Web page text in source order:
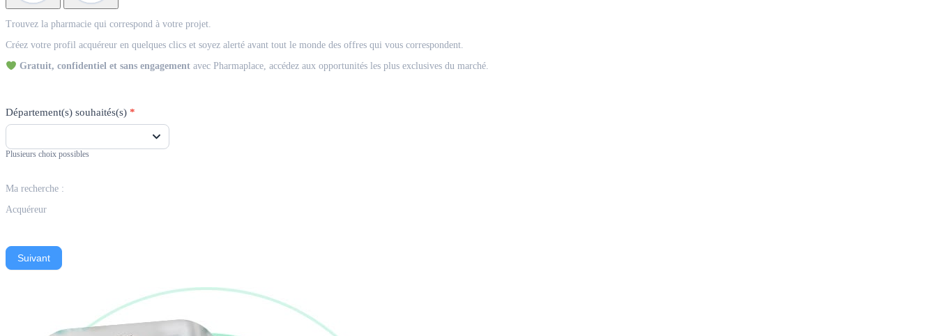
Acquéreur
Trouvez la pharmacie qui correspond à votre projet.
Créez votre profil acquéreur en quelques clics et soyez alerté avant tout le monde des offres qui vous correspondent.
Gratuit, confidentiel et sans engagementavec Pharmaplace, accédez aux opportunités les plus exclusives du marché.
Département(s) souhaités(s) *
Plusieurs choix possibles
Ma recherche :
Acquéreur
Suivant